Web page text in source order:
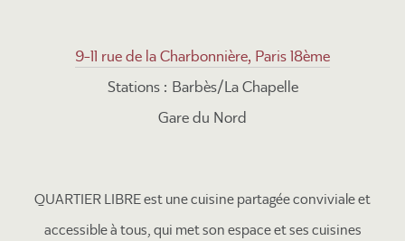
9-11 rue de la Charbonnière, Paris 18ème
Stations : Barbès/La Chapelle
Gare du Nord
QUARTIER LIBRE est une cuisine partagée conviviale et
accessible à tous, qui met son espace et ses cuisines